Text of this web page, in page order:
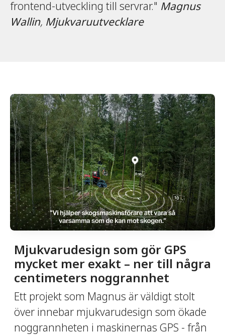
frontend-utveckling till servrar." Magnus
Wallin, Mjukvaruutvecklare
Mjukvarudesign som gör GPS
mycket mer exakt – ner till några
centimeters noggrannhet
Ett projekt som Magnus är väldigt stolt
över innebar mjukvarudesign som ökade
noggrannheten i maskinernas GPS - från